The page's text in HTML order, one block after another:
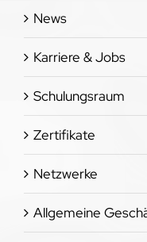
News
Karriere & Jobs
Schulungsraum
Zertifikate
Netzwerke
Allgemeine